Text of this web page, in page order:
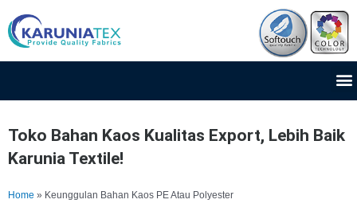
ke
konten
Toko Bahan Kaos Kualitas Export, Lebih Baik
Karunia Textile!
Home » Keunggulan Bahan Kaos PE Atau Polyester